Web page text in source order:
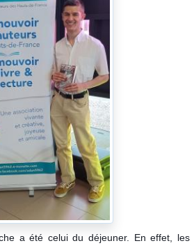
a été celui du déjeuner. En effet, les